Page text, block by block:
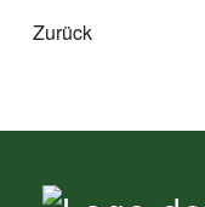
Zurück